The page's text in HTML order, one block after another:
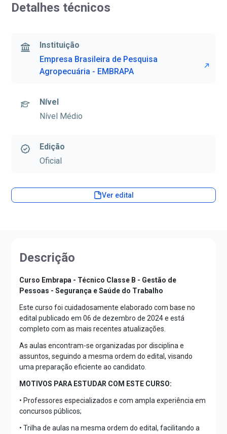
Detalhes técnicos
Instituição
Empresa Brasileira de Pesquisa
Agropecuária - EMBRAPA
Nível
Nível Médio
Edição
Oficial
Ver edital
Descrição
Curso Embrapa - Técnico Classe B - Gestão de
Pessoas - Segurança e Saúde do Trabalho
Este curso foi cuidadosamente elaborado com base no
edital publicado em 06 de dezembro de 2024 e está
completo com as mais recentes atualizações.
As aulas encontram-se organizadas por disciplina e
assuntos, seguindo a mesma ordem do edital, visando
uma preparação eficiente ao candidato.
MOTIVOS PARA ESTUDAR COM ESTE CURSO:
• Professores especializados e com ampla experiência em
concursos públicos;
• Trilha de aulas na mesma ordem do edital, facilitando a